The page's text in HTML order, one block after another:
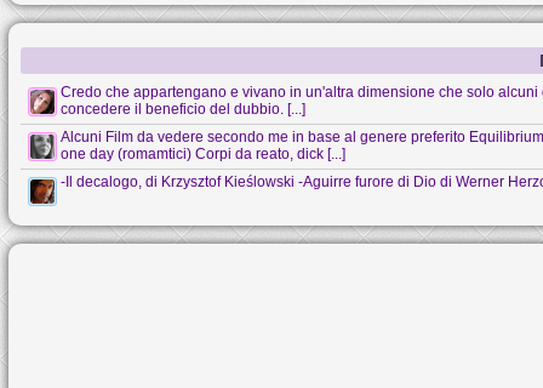
Credo che appartengano e vivano in un'altra dimensione che solo
concedere il beneficio del dubbio. [...]
Alcuni Film da vedere secondo me in base al genere preferito
one day (romamtici) Corpi da reato, dick [...]
-Il decalogo, di Krzysztof Kieślowski -Aguirre furore di Dio di Werner